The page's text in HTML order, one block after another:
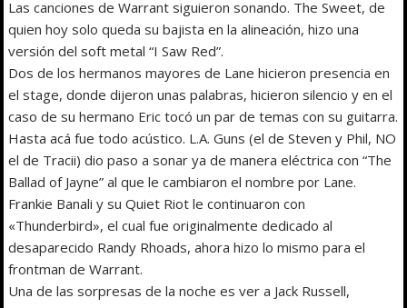
Las canciones de Warrant siguieron sonando. The Sweet, de
quien hoy solo queda su bajista en la alineación, hizo una
versión del soft metal “I Saw Red”.
Dos de los hermanos mayores de Lane hicieron presencia en
el stage, donde dijeron unas palabras, hicieron silencio y en el
caso de su hermano Eric tocó un par de temas con su guitarra.
Hasta acá fue todo acústico. L.A. Guns (el de Steven y Phil, NO
el de Tracii) dio paso a sonar ya de manera eléctrica con “The
Ballad of Jayne” al que le cambiaron el nombre por Lane.
Frankie Banali y su Quiet Riot le continuaron con
«Thunderbird», el cual fue originalmente dedicado al
desaparecido Randy Rhoads, ahora hizo lo mismo para el
frontman de Warrant.
Una de las sorpresas de la noche es ver a Jack Russell,